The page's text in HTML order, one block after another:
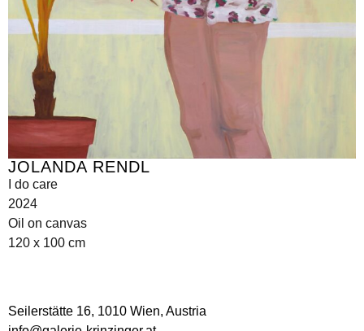
JOLANDA RENDL
I do care
2024
Oil on canvas
120 x 100 cm
Seilerstätte 16, 1010 Wien, Austria